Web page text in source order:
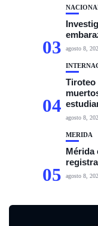
03 agosto 8,
04
Tiroteo
agosto 8,
05
MÉRIDA
Mérida
agosto 8,